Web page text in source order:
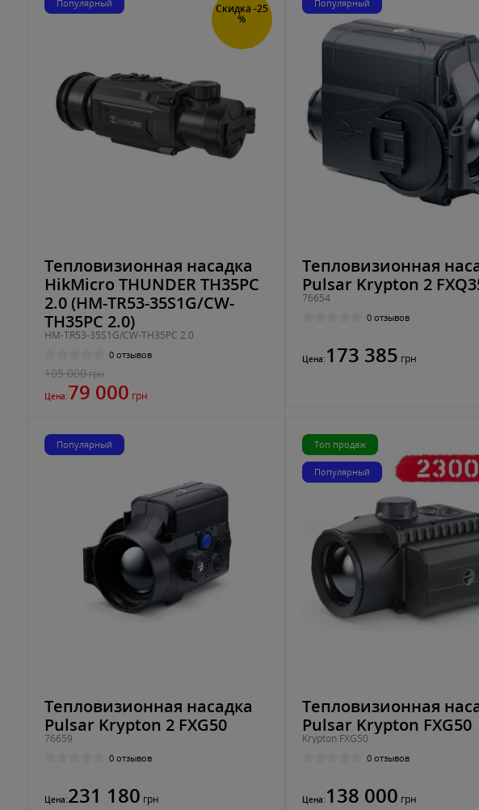
Скидка -25
%
Популярный
Тепловизионная насадка
HikMicro THUNDER TH35PC
2.0 (HM-TR53-35S1G/CW-
TH35PC 2.0)
HM-TR53-35S1G/CW-TH35PC 2.0
0 отзывов
105 000грн
Цена:79 000 грн
Популярный
Тепловизионная
Pulsar Krypton 2
76654
0 отзывов
Цена: 173 385 грн
Популярный
Тепловизионная насадка
Pulsar Krypton 2 FXG50
76659
0 отзывов
Цена:231 180 грн
Топ продаж
Популярный
Тепловизионная
Pulsar Krypton FXG50
Krypton FXG50
0 отзывов
Цена: 138 000 грн